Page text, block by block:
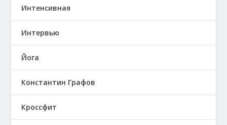
Интенсивная
Интервью
Йога
Константин Графов
Кроссфит